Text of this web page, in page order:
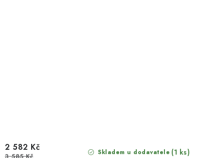
Skladem u dodavatele (1 ks)
2 582 Kč